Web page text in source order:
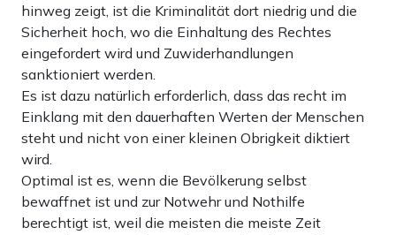
hinweg zeigt, ist die Kriminalität dort niedrig und die
Sicherheit hoch, wo die Einhaltung des Rechtes
eingefordert wird und Zuwiderhandlungen
sanktioniert werden.
Es ist dazu natürlich erforderlich, dass das recht im
Einklang mit den dauerhaften Werten der Menschen
steht und nicht von einer kleinen Obrigkeit diktiert
wird.
Optimal ist es, wenn die Bevölkerung selbst
bewaffnet ist und zur Notwehr und Nothilfe
berechtigt ist, weil die meisten die meiste Zeit